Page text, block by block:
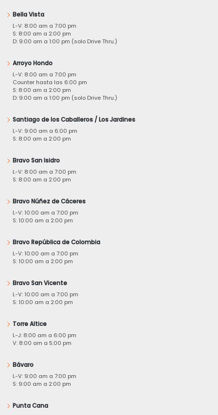
Bella Vista
L-V: 8:00 am a 7:00 pm
S: 8:00 am a 2:00 pm
D: 9:00 am a 1:00 pm (solo Drive Thru.)
Arroyo Hondo
L-V: 8:00 am a 7:00 pm
Counter hasta las 6:00 pm
S: 8:00 am a 2:00 pm
D: 9:00 am a 1:00 pm (solo Drive Thru.)
Santiago de los Caballeros / Los Jardines
L-V: 9:00 am a 6:00 pm
S: 8:00 am a 2:00 pm
Bravo San Isidro
L-V: 8:00 am a 7:00 pm
S: 8:00 am a 2:00 pm
Bravo Núñez de Cáceres
L-V: 10:00 am a 7:00 pm
S: 10:00 am a 2:00 pm
Bravo República de Colombia
L-V: 10:00 am a 7:00 pm
S: 10:00 am a 2:00 pm
Bravo San Vicente
L-V: 10:00 am a 7:00 pm
S: 10:00 am a 2:00 pm
Torre Altice
L-J: 8:00 am a 6:00 pm
V: 8:00 am a 5:00 pm
Bávaro
L-V: 9:00 am a 7:00 pm
S: 9:00 am a 2:00 pm
Punta Cana